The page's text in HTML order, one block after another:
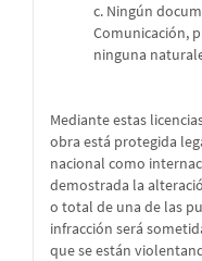
c. Ningún
Comunicación,
ninguna
Mediante estas
obra está protegida
nacional como
demostrada la
o total de una de las
infracción será
que se están